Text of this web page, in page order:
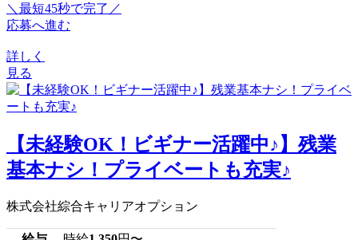
＼最短45秒で完了／
応募へ進む
詳しく
見る
【未経験OK！ビギナー活躍中♪】残業
基本ナシ！プライベートも充実♪
株式会社綜合キャリアオプション